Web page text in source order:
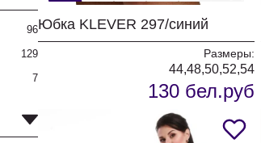
96
129
7
Юбка KLEVER 297/синий
Размеры:
44,48,50,52,54
130 бел.руб